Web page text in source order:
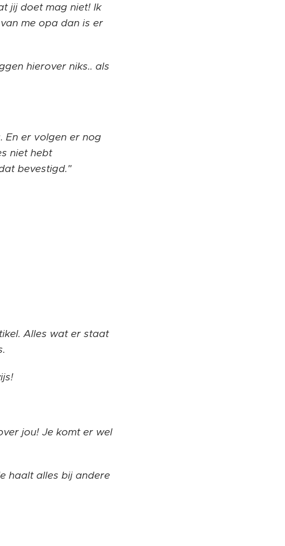
jij doet mag niet! Ik
me opa dan is er
hierover niks.. als
En er volgen er nog
niet hebt
bevestigd."
Alles wat er staat
jou! Je komt er wel
haalt alles bij andere